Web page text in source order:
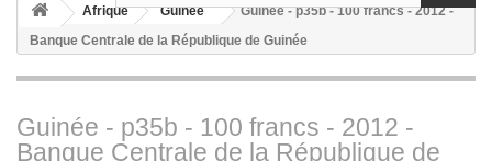
Afrique Guinée
Guinée - p35b - 100 francs - 2012 -
Banque Centrale de la République de Guinée
Guinée - p35b - 100 francs - 2012 -
Banque Centrale de la République de